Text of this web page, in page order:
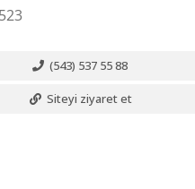
(543) 537 55 88
Siteyi ziyaret et